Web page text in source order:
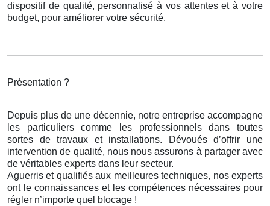
dispositif de qualité, personnalisé à vos attentes et à votre
budget, pour améliorer votre sécurité.
Présentation ?
Depuis plus de une décennie, notre entreprise accompagne
les particuliers comme les professionnels dans toutes
sortes de travaux et installations. Dévoués d’offrir une
intervention de qualité, nous nous assurons à partager avec
de véritables experts dans leur secteur.
Aguerris et qualifiés aux meilleures techniques, nos experts
ont le connaissances et les compétences nécessaires pour
régler n’importe quel blocage !